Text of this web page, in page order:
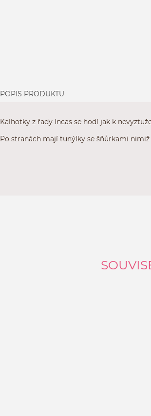
POPIS PRODUKTU
Kalhotky z řady Incas se hodí jak k
Po stranách mají tunýlky se šňůrkami